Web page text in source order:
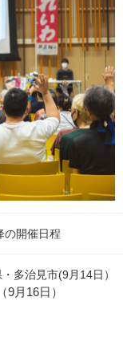
開催日程
多治見市(9月14日）
月16日）